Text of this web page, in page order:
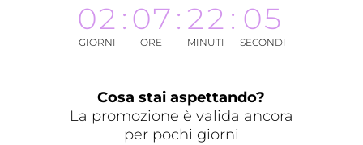
02
GIORNI
: 07
ORE
: 22
MINUTI
: 04
SECONDI
Cosa stai aspettando?
La promozione è valida ancora
per pochi giorni